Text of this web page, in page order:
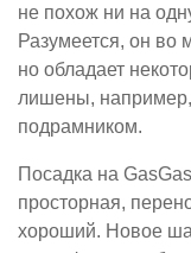
не похож ни на
Разумеется, он во
но обладает
лишены,
подрамником.
Посадка на
просторная,
хороший. Новое